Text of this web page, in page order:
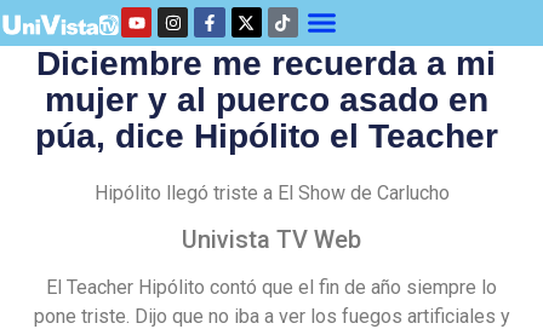
Diciembre me recuerda a mi
mujer y al puerco asado en
púa, dice Hipólito el Teacher
Hipólito llegó triste a El Show de Carlucho
Univista TV Web
El Teacher Hipólito contó que el fin de año siempre lo
pone triste. Dijo que no iba a ver los fuegos artificiales y